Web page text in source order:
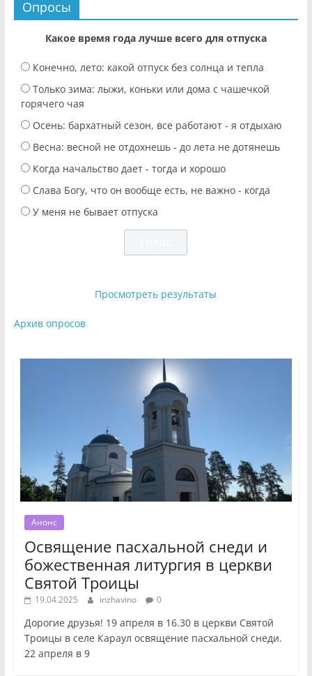
Опросы
Какое время года лучше всего для отпуска
Конечно, лето: какой отпуск без солнца и тепла
Только зима: лыжи, коньки или дома с чашечкой
горячего чая
Осень: бархатный сезон, все работают - я отдыхаю
Весна: весной не отдохнешь - до лета не дотянешь
Когда начальство дает - тогда и хорошо
Слава Богу, что он вообще есть, не важно - когда
У меня не бывает отпуска
Просмотреть результаты
Архив опросов
Анонс
Освящение пасхальной снеди и
божественная литургия в церкви
Святой Троицы
19.04.2025 inzhavino 0
Дорогие друзья! 19 апреля в 16.30 в церкви Святой
Троицы в селе Караул освящение пасхальной снеди.
22 апреля в 9